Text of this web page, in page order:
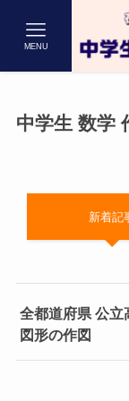
MENU
中学生 数学
新着記
全都道府県 公立
図形の作図